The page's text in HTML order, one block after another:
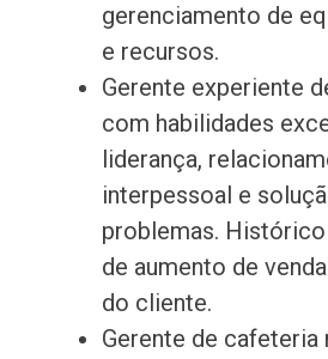
gerenciamento de
e recursos.
Gerente experiente
com habilidades
liderança,
interpessoal e
problemas.
de aumento de
do cliente.
Gerente de cafeteria